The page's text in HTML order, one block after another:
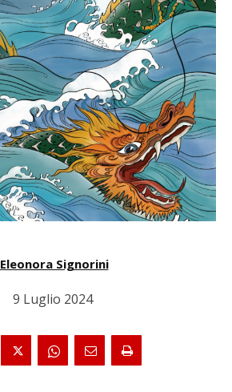
Eleonora Signorini
9 Luglio 2024